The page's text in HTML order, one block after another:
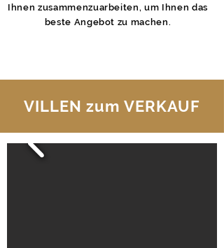
Ihnen zusammenzuarbeiten, um Ihnen das
beste Angebot zu machen.
VILLEN zum VERKAUF